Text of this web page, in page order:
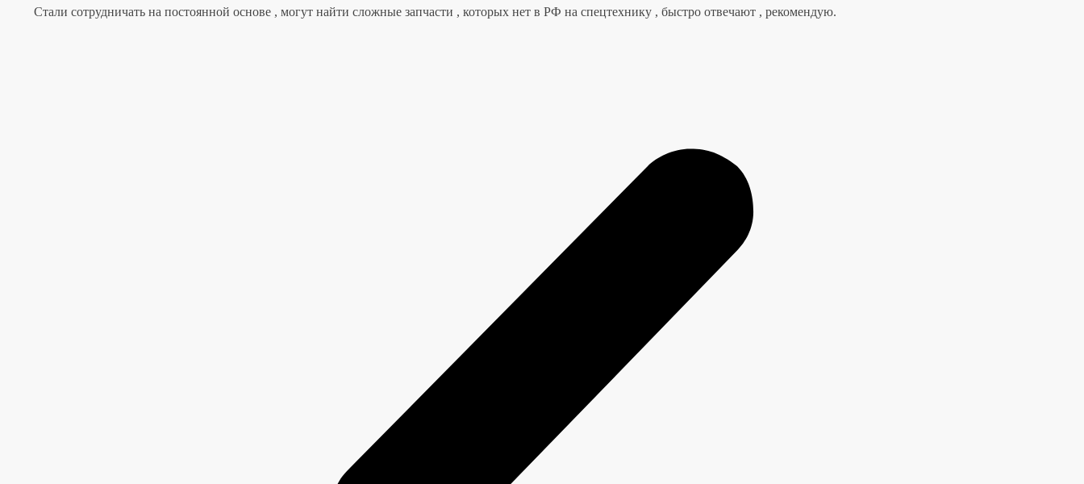
Стали сотрудничать на постоянной основе , могут найти сложные запчасти , которых нет в РФ на спецтехнику , быстро отвечают , рекомендую.